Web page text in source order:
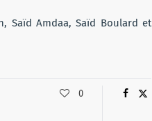
Saïd Amdaa, Saïd Boulard et
0